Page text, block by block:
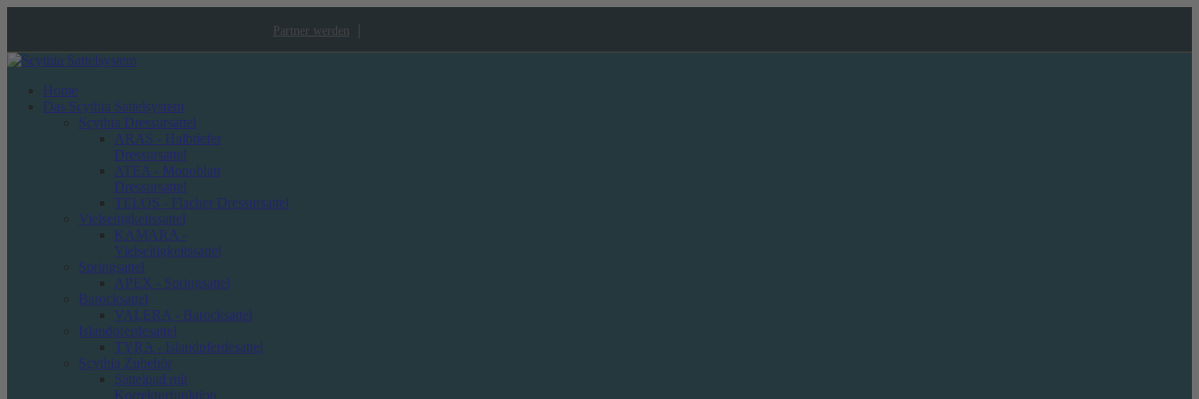
Partner werden
Home
Das Scythia Sattelsystem
Scythia Dressursättel
ARAS - Halbtiefer
Dressursattel
ATEA - Monoblatt
Dressursattel
TELOS - Flacher Dressursattel
Vielseitigkeitssattel
KAMARA -
Vielseitigkeitssattel
Springsattel
APEX - Springsattel
Barocksattel
VALERA - Barocksattel
Islandpferdesattel
TYRA - Islandpferdesattel
Scythia Zubehör
Sattelpad mit
Korrekturfunktion